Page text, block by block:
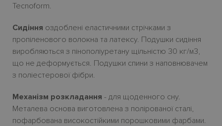
Tecnoform.
Сидіння оздоблені еластичними стрічками з
пропіленового волокна та латексу. Подушки сидіння
виробляються з пінополіуретану щільністю 30 кг/м3,
що не деформується. Подушки спини з наповнювачем
з поліестерової фібри.
Механізм розкладання - для щоденного сну.
Металева основа виготовлена з полірованої сталі,
пофарбована високостійкими порошковими фарбами.